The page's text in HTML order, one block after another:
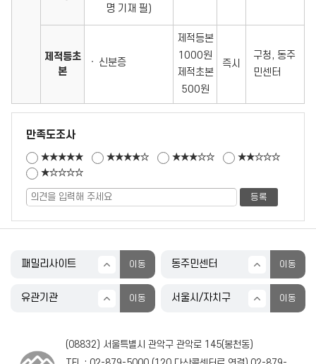
명 기재 필)
제적등초
본
신분증
제적등본
1000원
제적초본
500원
즉시
구청, 동주
민센터
만족도조사
★★★★★ ★★★★☆ ★★★☆☆
★★☆☆☆
★☆☆☆☆
(08832) 서울특별시 관악구 관악로 145(봉천동)